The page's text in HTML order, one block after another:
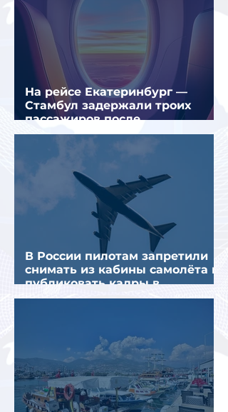
На рейсе Екатеринбург —
Стамбул задержали троих
пассажиров после
предполагаемой серии краж
В России пилотам запретили
снимать из кабины самолёта и
публиковать кадры в
интернете